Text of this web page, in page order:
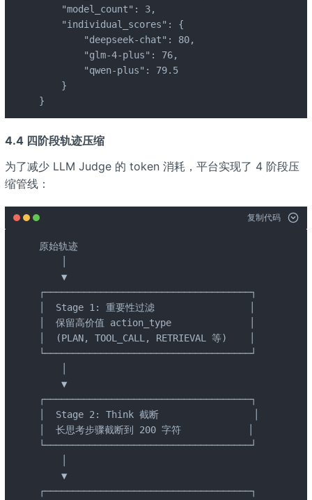
    "model_count": 3,
    "individual_scores": {
        "deepseek-chat": 80,
        "glm-4-plus": 76,
        "qwen-plus": 79.5
    }
}
4.4 四阶段轨迹压缩
为了减少 LLM Judge 的 token 消耗，平台实现了 4 阶段压
缩管线：
复制代码
原始轨迹
    ▼
┌─────────────────────────────────────┐
│  Stage 1: 重要性过滤                 │
│  保留高价值 action_type              │
│  (PLAN, TOOL_CALL, RETRIEVAL 等)    │
└─────────────────────────────────────┘
    ▼
┌─────────────────────────────────────┐
│  Stage 2: Think 截断                 │
│  长思考步骤截断到 200 字符            │
└─────────────────────────────────────┘
    ▼
┌─────────────────────────────────────┐